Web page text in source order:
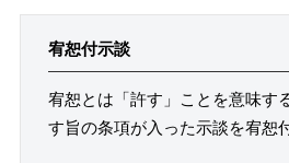
宥恕付示談
宥恕とは「許す」ことを意味す
す旨の条項が入った示談を宥恕